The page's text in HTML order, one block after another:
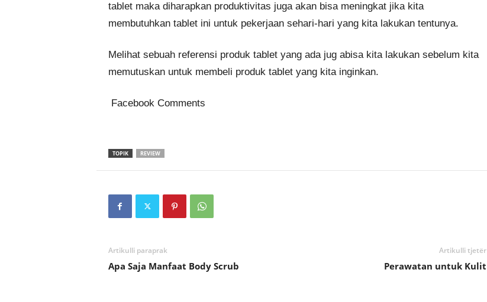
tablet maka diharapkan produktivitas juga akan bisa meningkat jika kita
membutuhkan tablet ini untuk pekerjaan sehari-hari yang kita lakukan tentunya.
Melihat sebuah referensi produk tablet yang ada jug abisa kita lakukan sebelum kita
memutuskan untuk membeli produk tablet yang kita inginkan.
Facebook Comments
TOPIK REVIEW
Artikulli paraprak
Apa Saja Manfaat Body Scrub
Artikulli tjetër
Perawatan untuk Kulit